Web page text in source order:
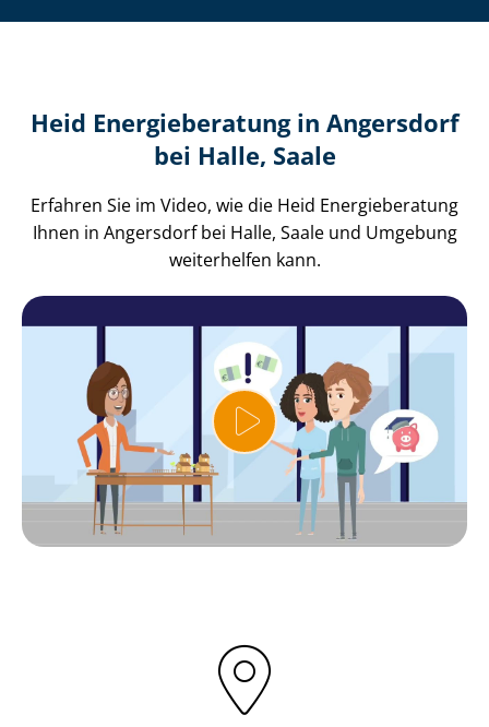
Heid Energieberatung in Angersdorf
bei Halle, Saale
Erfahren Sie im Video, wie die Heid Energieberatung
Ihnen in Angersdorf bei Halle, Saale und Umgebung
weiterhelfen kann.